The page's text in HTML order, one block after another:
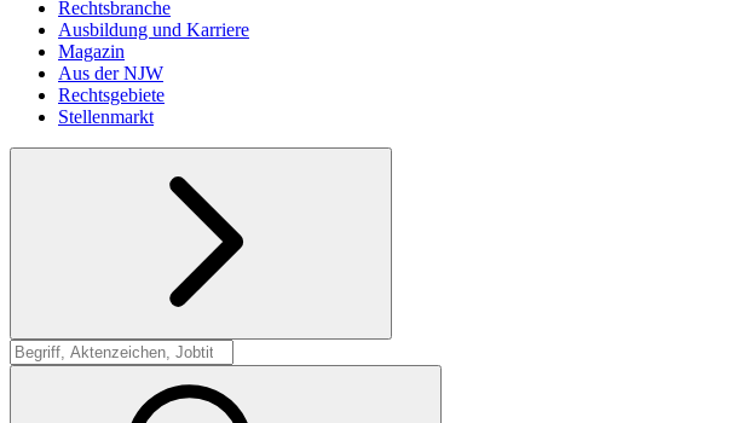
Rechtsbranche
Ausbildung und Karriere
Magazin
Aus der NJW
Rechtsgebiete
Stellenmarkt
Suche